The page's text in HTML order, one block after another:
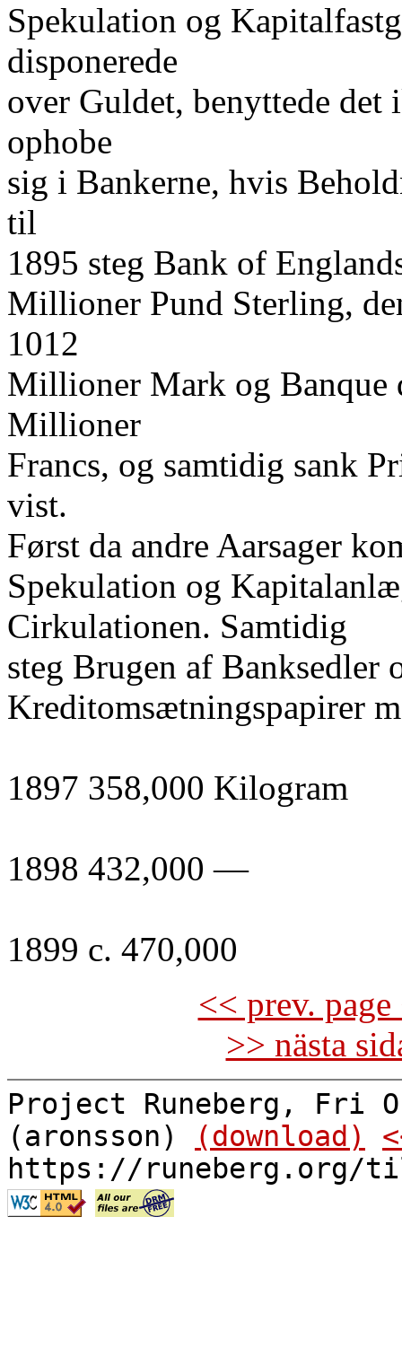
Spekulation og
disponerede
over Guldet, benyttede
ophobe
sig i Bankerne, hvis
til
1895 steg Bank of
Millioner Pund Sterling,
1012
Millioner Mark og Banque
Millioner
Francs, og samtidig sank
vist.
Først da andre Aarsager
Spekulation og
Cirkulationen. Samtidig
steg Brugen af Banksedler
Kreditomsætningspapirer
1897 358,000 Kilogram
1898 432,000 —
1899 c. 470,000
<< prev.
>> nästa
Project Runeberg, Fri
(aronsson)
(download)
https://runeberg.org/